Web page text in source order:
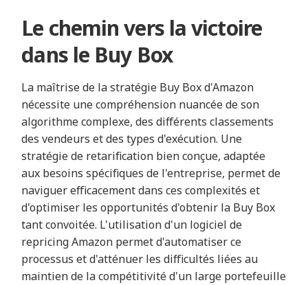
Le chemin vers la victoire
dans le Buy Box
La maîtrise de la stratégie Buy Box d'Amazon
nécessite une compréhension nuancée de son
algorithme complexe, des différents classements
des vendeurs et des types d'exécution. Une
stratégie de retarification bien conçue, adaptée
aux besoins spécifiques de l'entreprise, permet de
naviguer efficacement dans ces complexités et
d'optimiser les opportunités d'obtenir la Buy Box
tant convoitée. L'utilisation d'un logiciel de
repricing Amazon permet d'automatiser ce
processus et d'atténuer les difficultés liées au
maintien de la compétitivité d'un large portefeuille